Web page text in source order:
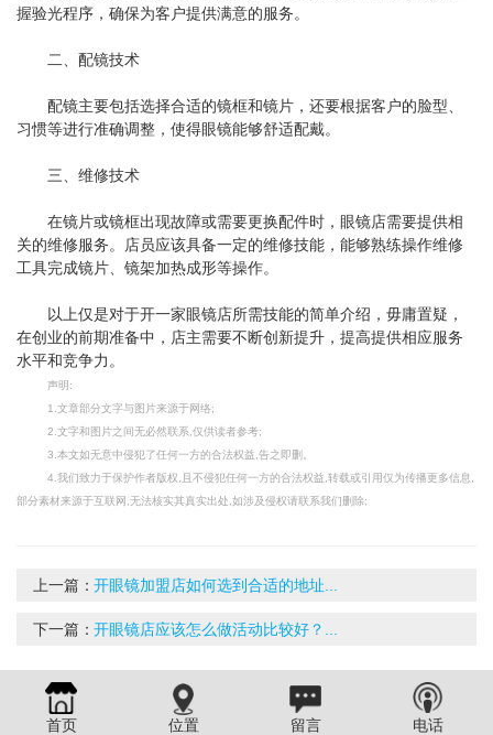
握验光程序，确保为客户提供满意的服务。
二、配镜技术
配镜主要包括选择合适的镜框和镜片，还要根据客户的脸型、
习惯等进行准确调整，使得眼镜能够舒适配戴。
三、维修技术
在镜片或镜框出现故障或需要更换配件时，眼镜店需要提供相
关的维修服务。店员应该具备一定的维修技能，能够熟练操作维修
工具完成镜片、镜架加热成形等操作。
以上仅是对于开一家眼镜店所需技能的简单介绍，毋庸置疑，
在创业的前期准备中，店主需要不断创新提升，提高提供相应服务
水平和竞争力。
声明:
1.文章部分文字与图片来源于网络;
2.文字和图片之间无必然联系,仅供读者参考;
3.本文如无意中侵犯了任何一方的合法权益,告之即删。
4.我们致力于保护作者版权,且不侵犯任何一方的合法权益,转载或引用仅为传播更多信息,
部分素材来源于互联网,无法核实其真实出处,如涉及侵权请联系我们删除;
上一篇：开眼镜加盟店如何选到合适的地址...
下一篇：开眼镜店应该怎么做活动比较好？...
首页 位置 留言 电话